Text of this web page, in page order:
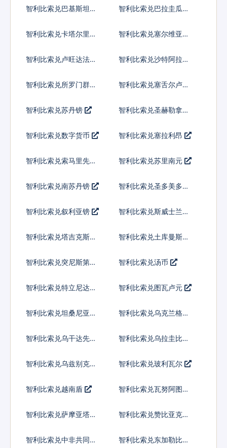
智利比索兑巴基斯坦卢
智利比索兑巴拉圭瓜拉
智利比索兑卡塔尔里亚
智利比索兑塞尔维亚第
智利比索兑卢旺达法郎 智利比索兑沙特阿拉伯
智利比索兑所罗门群岛
智利比索兑塞舌尔卢比
智利比索兑苏丹镑 智利比索兑圣赫勒拿镑
智利比索兑数字货币 智利比索兑塞拉利昂
智利比索兑索马里先令 智利比索兑苏里南元
智利比索兑南苏丹镑
智利比索兑圣多美多布
智利比索兑叙利亚镑
智利比索兑斯威士兰里
智利比索兑塔吉克斯坦
智利比索兑土库曼斯坦
智利比索兑突尼斯第纳
智利比索兑汤币
智利比索兑特立尼达多
智利比索兑图瓦卢元
智利比索兑坦桑尼亚先
智利比索兑乌克兰格里
智利比索兑乌干达先令 智利比索兑乌拉圭比索
智利比索兑乌兹别克斯
智利比索兑玻利瓦尔
智利比索兑越南盾
智利比索兑瓦努阿图瓦
智利比索兑萨摩亚塔拉
智利比索兑赞比亚克瓦
智利比索兑中非共同体 智利比索兑东加勒比元